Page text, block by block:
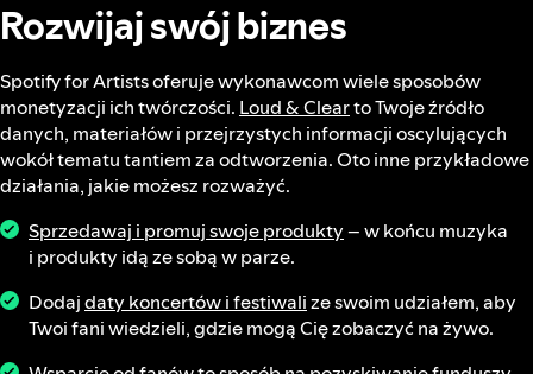
Rozwijaj swój biznes
Spotify for Artists oferuje wykonawcom wiele sposobów
monetyzacji ich twórczości. Loud & Clearto Twoje źródło
danych, materiałów i przejrzystych informacji oscylujących
wokół tematu tantiem za odtworzenia. Oto inne przykładowe
działania, jakie możesz rozważyć.
Sprzedawaj i promuj swoje produkty– w końcu muzyka
i produkty idą ze sobą w parze.
Dodajdaty koncertów i festiwalize swoim udziałem, aby
Twoi fani wiedzieli, gdzie mogą Cię zobaczyć na żywo.